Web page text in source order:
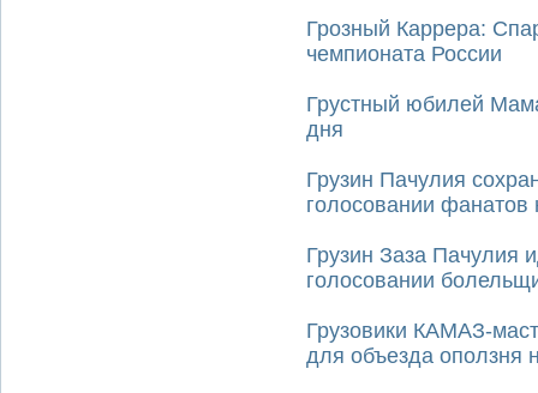
Грозный Каррера:
чемпионата России
Грустный юбилей
дня
Грузин Пачулия
голосовании
Грузин Заза Пачулия
голосовании
Грузовики КАМАЗ-
для объезда оползня